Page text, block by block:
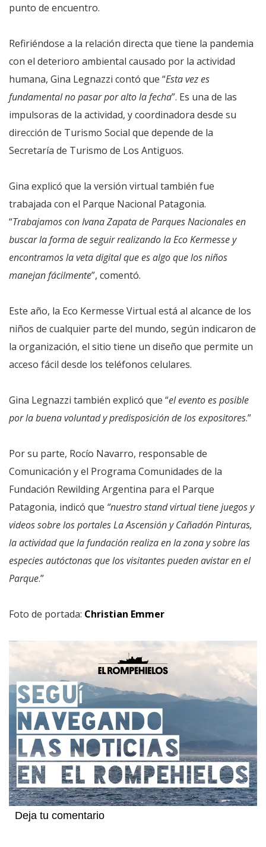
punto de encuentro.
Refiriéndose a la relación directa que tiene la pandemia
con el deterioro ambiental causado por la actividad
humana, Gina Legnazzi contó que “Esta vez es
fundamental no pasar por alto la fecha”. Es una de las
impulsoras de la actividad, y coordinadora desde su
dirección de Turismo Social que depende de la
Secretaría de Turismo de Los Antiguos.
Gina explicó que la versión virtual también fue
trabajada con el Parque Nacional Patagonia.
“Trabajamos con Ivana Zapata de Parques Nacionales en
buscar la forma de seguir realizando la Eco Kermesse y
encontramos la veta digital que es algo que los niños
manejan fácilmente”, comentó.
Este año, la Eco Kermesse Virtual está al alcance de los
niños de cualquier parte del mundo, según indicaron de
la organización, el sitio tiene un diseño que permite un
acceso fácil desde los teléfonos celulares.
Gina Legnazzi también explicó que “el evento es posible
por la buena voluntad y predisposición de los expositores.”
Por su parte, Rocío Navarro, responsable de
Comunicación y el Programa Comunidades de la
Fundación Rewilding Argentina para el Parque
Patagonia, indicó que “nuestro stand virtual tiene juegos y
videos sobre los portales La Ascensión y Cañadón Pinturas,
la actividad que la fundación realiza en la zona y sobre las
especies autóctonas que los visitantes pueden avistar en el
Parque.”
Foto de portada: Christian Emmer
Deja tu comentario